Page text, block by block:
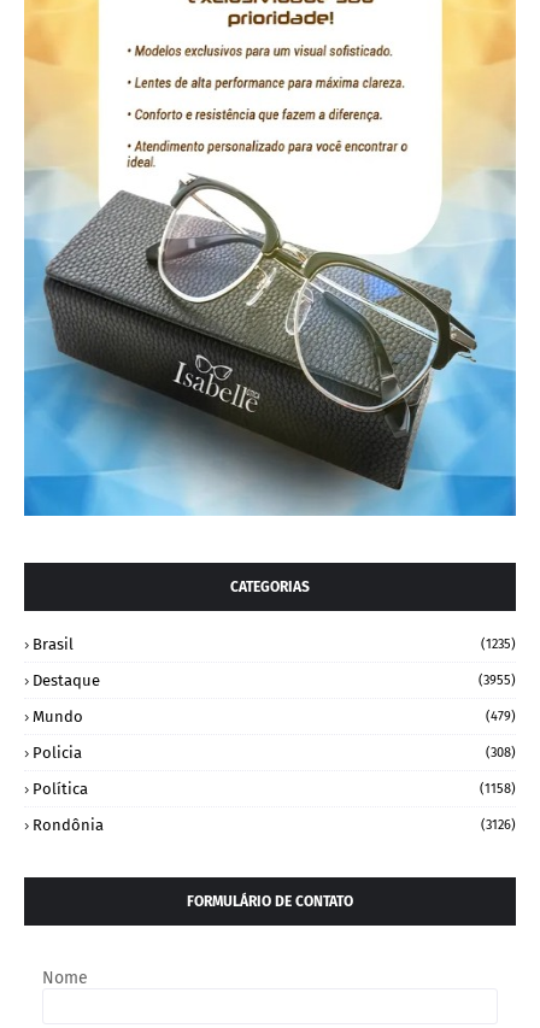
CATEGORIAS
Brasil (1235)
Destaque (3955)
Mundo (479)
Policia (308)
Política (1158)
Rondônia (3126)
FORMULÁRIO DE CONTATO
Nome